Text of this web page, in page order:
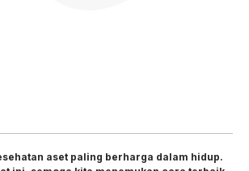
aset paling berharga dalam hidup.